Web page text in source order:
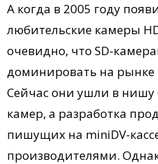
А когда в 2005 году
любительские камеры
очевидно, что SD-
доминировать на рынке
Сейчас они ушли в
камер, а разработка
пишущих на miniDV-
производителями.